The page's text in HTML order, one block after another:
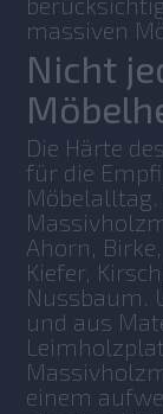
massiven
Nicht
Die Härte
für die
Ahorn,
Kiefer,
Nussbaum.
und aus
einem